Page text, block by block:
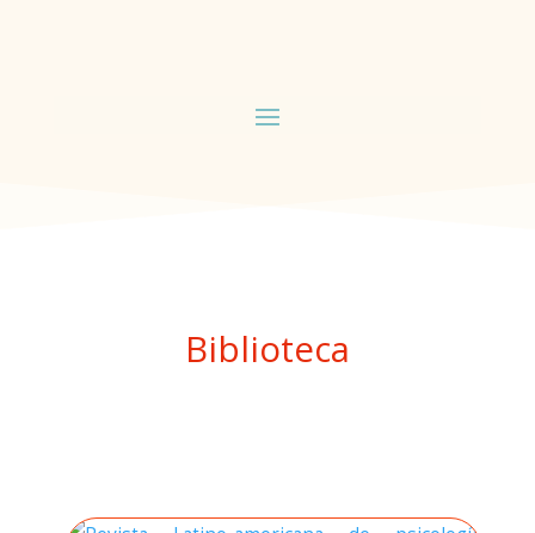
Biblioteca